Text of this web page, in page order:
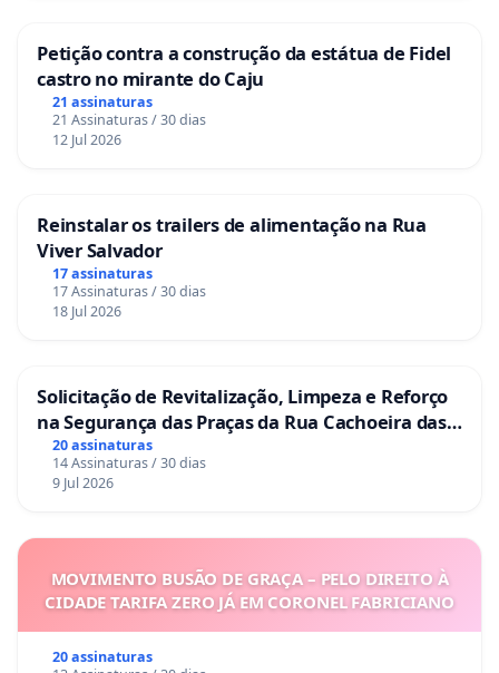
Petição contra a construção da estátua de Fidel
castro no mirante do Caju
21 assinaturas
21 Assinaturas / 30 dias
12 Jul 2026
Reinstalar os trailers de alimentação na Rua
Viver Salvador
17 assinaturas
17 Assinaturas / 30 dias
18 Jul 2026
Solicitação de Revitalização, Limpeza e Reforço
na Segurança das Praças da Rua Cachoeira das
Sete Ilhas
20 assinaturas
14 Assinaturas / 30 dias
9 Jul 2026
MOVIMENTO BUSÃO DE GRAÇA – PELO DIREITO À
CIDADE TARIFA ZERO JÁ EM CORONEL FABRICIANO
20 assinaturas